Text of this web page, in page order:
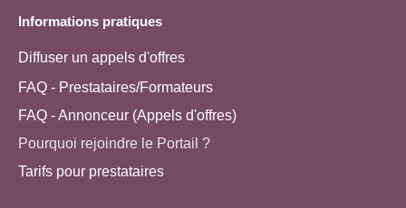
Informations pratiques
Diffuser un appels d'offres
FAQ - Prestataires/Formateurs
FAQ - Annonceur (Appels d'offres)
Pourquoi rejoindre le Portail ?
Tarifs pour prestataires